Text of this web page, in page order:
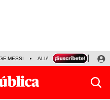
MESSI ALIANZA LIMA VS SPORT